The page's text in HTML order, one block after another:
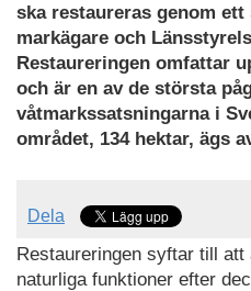
ska restaureras genom ett
markägare och
Restaureringen omfattar
och är en av de största
våtmarkssatsningarna i
området, 134 hektar, ägs
Dela
Restaureringen syftar till
naturliga funktioner efter